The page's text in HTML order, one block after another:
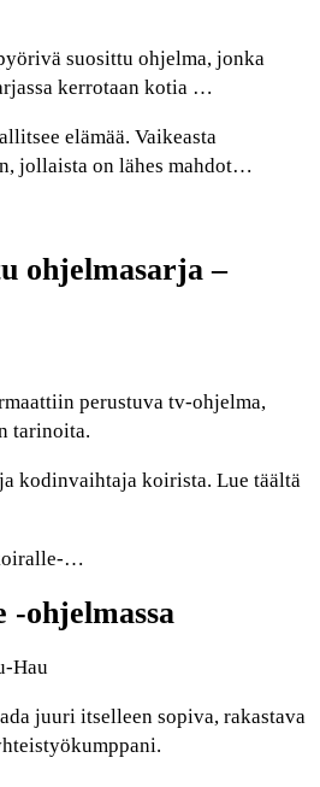
suosittu ohjelma, jonka
kerrotaan kotia …
elämää. Vaikeasta
jollaista on lähes mahdot…
ohjelmasarja –
perustuva tv-ohjelma,
tarinoita.
kodinvaihtaja koirista. Lue täältä
…
ohjelmassa
Hau
juuri itselleen sopiva, rakastava